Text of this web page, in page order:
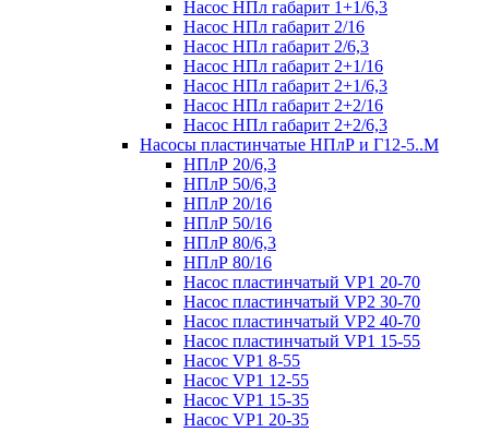
Насос НПл габарит 1+1/6,3
Насос НПл габарит 2/16
Насос НПл габарит 2/6,3
Насос НПл габарит 2+1/16
Насос НПл габарит 2+1/6,3
Насос НПл габарит 2+2/16
Насос НПл габарит 2+2/6,3
Насосы пластинчатые НПлР и Г12-5..М
НПлР 20/6,3
НПлР 50/6,3
НПлР 20/16
НПлР 50/16
НПлР 80/6,3
НПлР 80/16
Насос пластинчатый VP1 20-70
Насос пластинчатый VP2 30-70
Насос пластинчатый VP2 40-70
Насос пластинчатый VP1 15-55
Насос VP1 8-55
Насос VP1 12-55
Насос VP1 15-35
Насос VP1 20-35